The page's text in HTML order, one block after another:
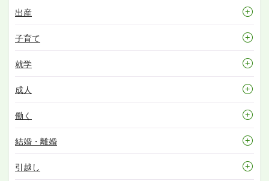
出産
子育て
就学
成人
働く
結婚・離婚
引越し